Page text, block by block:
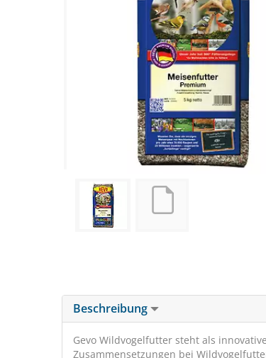
Beschreibung
Gevo Wildvogelfutter steht als
Zusammensetzungen bei